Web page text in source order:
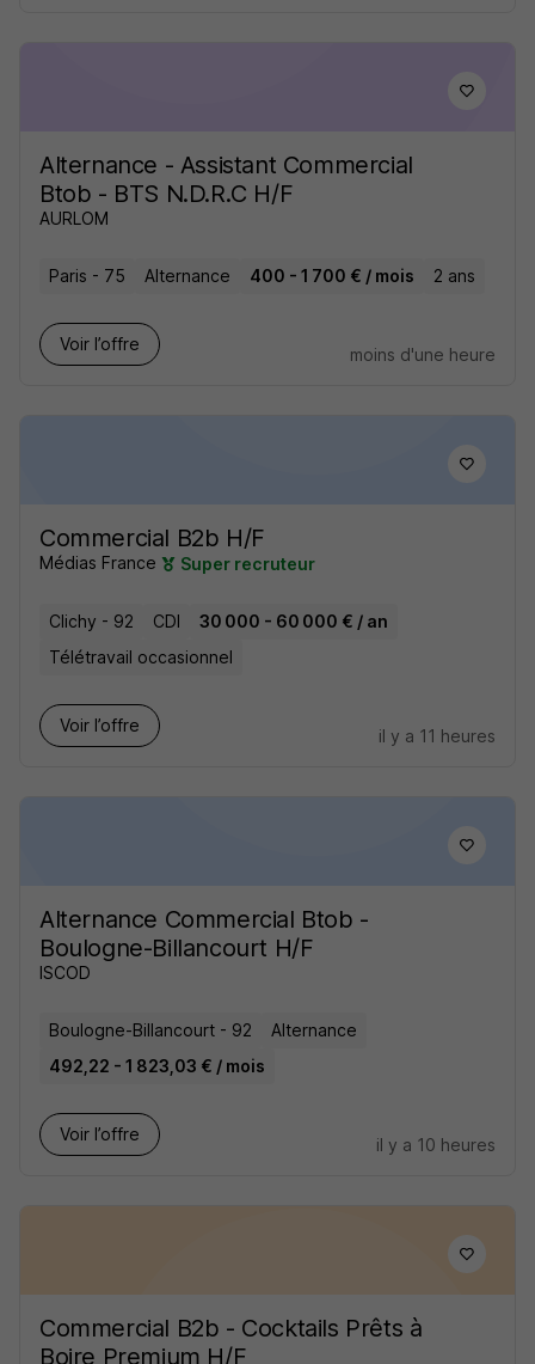
Alternance - Assistant Commercial
Btob - BTS N.D.R.C H/F
AURLOM
Paris - 75 Alternance 400 - 1 700 € / mois 2 ans
Voir l’offre
moins d'une heure
Commercial B2b H/F
Médias France Super recruteur
Clichy - 92 CDI
30 000 - 60 000 € / an
Télétravail occasionnel
Voir l’offre
il y a 11 heures
Alternance Commercial Btob -
Boulogne-Billancourt H/F
ISCOD
Boulogne-Billancourt - 92
Alternance
492,22 - 1 823,03 € / mois
Voir l’offre
il y a 10 heures
Commercial B2b - Cocktails Prêts à
Boire Premium H/F